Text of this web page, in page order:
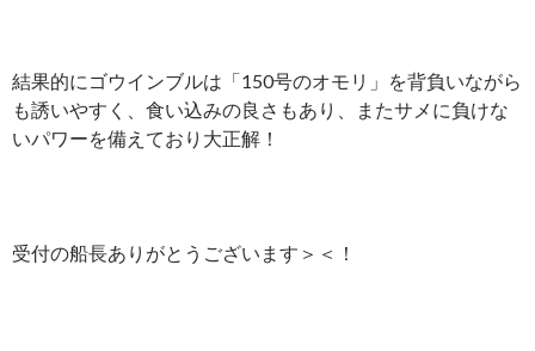
結果的にゴウインブルは「150号のオモリ」を背負いながら
も誘いやすく、食い込みの良さもあり、またサメに負けな
いパワーを備えており大正解！
受付の船長ありがとうございます＞＜！